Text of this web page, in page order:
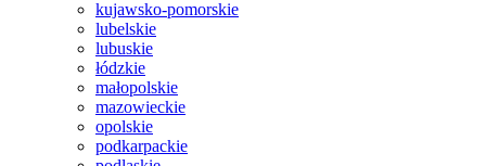
kujawsko-pomorskie
lubelskie
lubuskie
łódzkie
małopolskie
mazowieckie
opolskie
podkarpackie